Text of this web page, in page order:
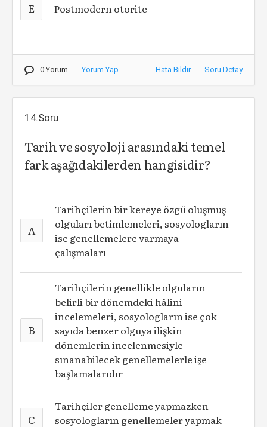
E Postmodern otorite
0 Yorum Yorum Yap Hata Bildir Soru Detay
14.Soru
Tarih ve sosyoloji arasındaki temel
fark aşağıdakilerden hangisidir?
A
Tarihçilerin bir kereye özgü oluşmuş
olguları betimlemeleri, sosyologların
ise genellemelere varmaya
çalışmaları
B
Tarihçilerin genellikle olguların
belirli bir dönemdeki hâlini
incelemeleri, sosyologların ise çok
sayıda benzer olguya ilişkin
dönemlerin incelenmesiyle
sınanabilecek genellemelerle işe
başlamalarıdır
C
Tarihçiler genelleme yapmazken
sosyologların genellemeler yapmak